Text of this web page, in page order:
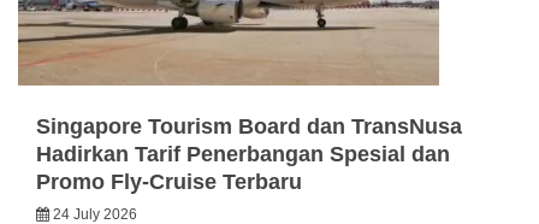
Singapore Tourism Board dan TransNusa
Hadirkan Tarif Penerbangan Spesial dan
Promo Fly-Cruise Terbaru
24 July 2026